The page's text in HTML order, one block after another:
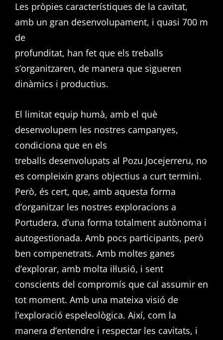
Les pròpies característiques de la cavitat,
amb un gran desenvolupament, i quasi 700 m
de
profunditat, han fet que els treballs
s’organitzaren, de manera que sigueren
dinàmics i productius.
El limitat equip humà, amb el què
desenvolupem les nostres campanyes,
condiciona que en els
treballs desenvolupats al Pozu Jocejerreru, no
es compleixin grans objectius a curt termini.
Però, és cert, que, amb aquesta forma
d’organitzar les nostres exploracions a
Portudera, d’una forma totalment autònoma i
autogestionada. Amb pocs participants, però
ben compenetrats. Amb moltes ganes
d’explorar, amb molta il·lusió, i sent
conscients del compromís que cal assumir en
tot moment. Amb una mateixa visió de
l’exploració espeleològica. Així, com la
manera d’entendre i respectar les cavitats, i